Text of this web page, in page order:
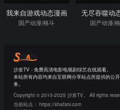
我来自游戏动态漫画
国产动漫/格斗
无尽吞噬动
国产动漫/
沙发TV - 免费高清电影电视剧综艺在线观看。
本站所有内容均来自互联网分享站点所提供的公
务。
Copyright © 2010-2025 沙发TV。 All rights
当前站点： https://shafatv.com